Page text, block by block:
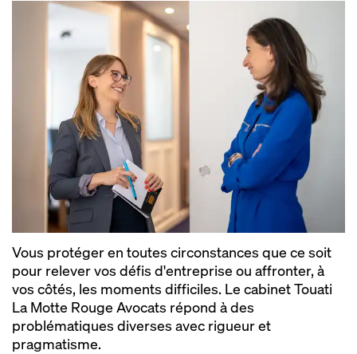
Vous protéger en toutes circonstances que ce soit
pour relever vos défis d'entreprise ou affronter, à
vos côtés, les moments difficiles. Le cabinet Touati
La Motte Rouge Avocats répond à des
problématiques diverses avec rigueur et
pragmatisme.